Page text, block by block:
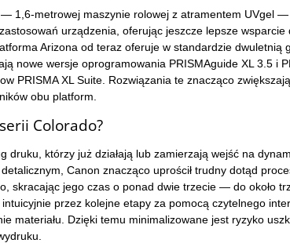
1,6-metrowej maszynie rolowej z atramentem UVgel
urządzenia, oferując jeszcze lepsze
Arizona od teraz oferuje w standardzie dwuletnią
nowe wersje oprogramowania PRISMAguide XL 3.5 i
PRISMA XL Suite. Rozwiązania te znacząco
obu platform.
Colorado?
druku, którzy już działają lub zamierzają wejść na
Canon znacząco uprościł trudny dotąd
skracając jego czas o ponad dwie trzecie — do około
przez kolejne etapy za pomocą czytelnego
materiału. Dzięki temu minimalizowane jest ryzyko